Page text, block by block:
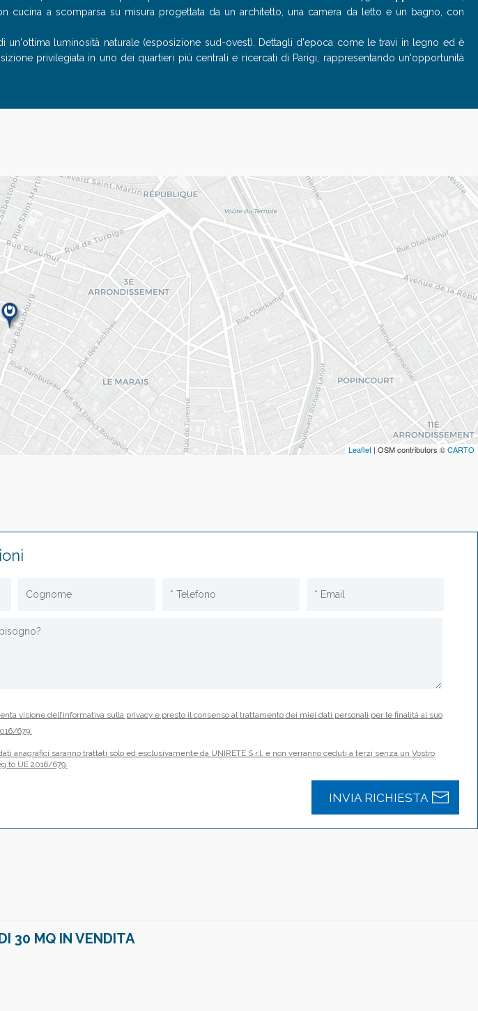
a scomparsa su misura progettata da un architetto, una camera da letto e un bagno, con
luminosità naturale (esposizione sud-ovest). Dettagli d'epoca come le travi in legno ed è
privilegiata in uno dei quartieri più centrali e ricercati di Parigi, rappresentando un'opportunità
Leaflet | OSM contributors ©CARTO
visione dell’informativa sulla privacy e presto il consenso al trattamento dei miei dati personali per le finalità al suo
679.
anagrafici saranno trattati solo ed esclusivamente da UNIRETE S.r.l. e non verranno ceduti a terzi senza un Vostro
UE 2016/679.
30 MQ IN VENDITA